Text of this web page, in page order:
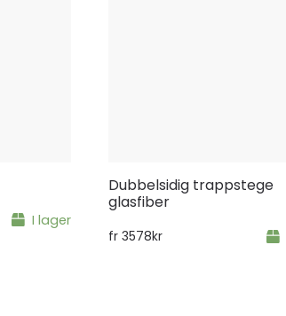
I lager
Dubbelsidig trappstege
glasfiber
fr 3578kr